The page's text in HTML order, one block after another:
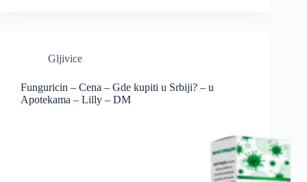
Gljivice
Funguricin – Cena – Gde kupiti u Srbiji? – u
Apotekama – Lilly – DM